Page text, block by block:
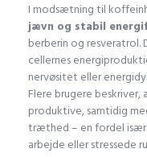
I modsætning til
jævn og stabil
berberin og resveratrol.
cellernes
nervøsitet eller
Flere brugere
produktive, samtidig
træthed – en fordel især
arbejde eller stressede